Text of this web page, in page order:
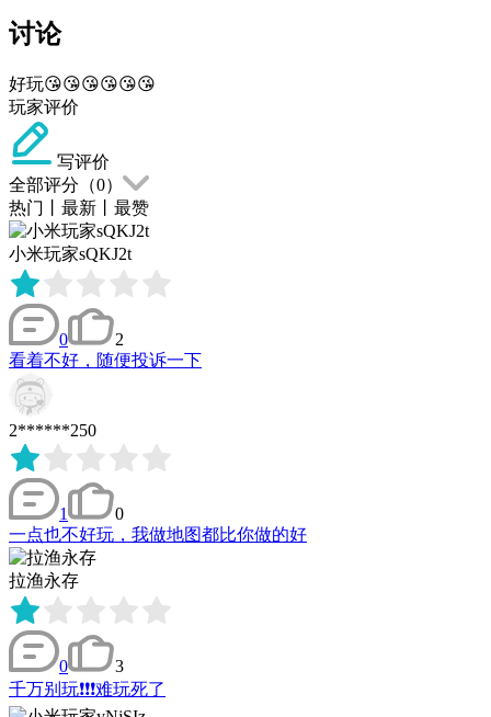
讨论
好玩😘😘😘😘😘😘
玩家评价
写评价
全部评分（0）
热门
最新 最赞
小米玩家sQKJ2t
0
2
看着不好，随便投诉一下
2******250
1
0
一点也不好玩，我做地图都比你做的好
拉渔永存
0
3
千万别玩❗❗❗难玩死了